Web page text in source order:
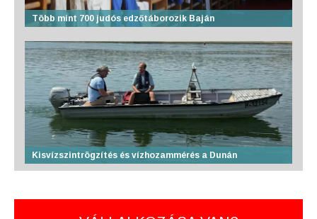
Több mint 700 judós edzőtáborozik Baján
Kisvízszintrögzítés és vízhozammérés a Dunán